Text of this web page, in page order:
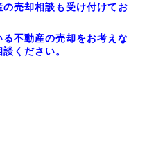
売却相談も受け付けてお
不動産の売却をお考えな
ください。